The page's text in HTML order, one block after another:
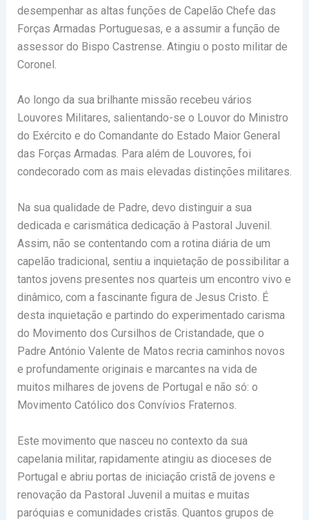
desempenhar as altas funções de Capelão Chefe das
Forças Armadas Portuguesas, e a assumir a função de
assessor do Bispo Castrense. Atingiu o posto militar de
Coronel.
Ao longo da sua brilhante missão recebeu vários
Louvores Militares, salientando-se o Louvor do Ministro
do Exército e do Comandante do Estado Maior General
das Forças Armadas. Para além de Louvores, foi
condecorado com as mais elevadas distinções militares.
Na sua qualidade de Padre, devo distinguir a sua
dedicada e carismática dedicação à Pastoral Juvenil.
Assim, não se contentando com a rotina diária de um
capelão tradicional, sentiu a inquietação de possibilitar a
tantos jovens presentes nos quarteis um encontro vivo e
dinâmico, com a fascinante figura de Jesus Cristo. É
desta inquietação e partindo do experimentado carisma
do Movimento dos Cursilhos de Cristandade, que o
Padre António Valente de Matos recria caminhos novos
e profundamente originais e marcantes na vida de
muitos milhares de jovens de Portugal e não só: o
Movimento Católico dos Convívios Fraternos.
Este movimento que nasceu no contexto da sua
capelania militar, rapidamente atingiu as dioceses de
Portugal e abriu portas de iniciação cristã de jovens e
renovação da Pastoral Juvenil a muitas e muitas
paróquias e comunidades cristãs. Quantos grupos de